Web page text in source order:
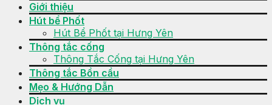
Giới thiệu
Hút bể Phốt
Hút Bể Phốt tại Hưng Yên
Thông tắc cống
Thông Tắc Cống tại Hưng Yên
Thông tắc Bồn cầu
Mẹo & Hướng Dẫn
Dịch vụ